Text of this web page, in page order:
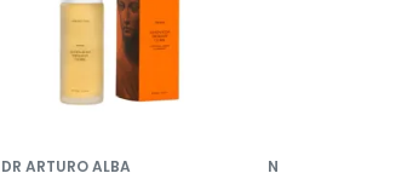
DR ARTURO ALBA NESTLÉ